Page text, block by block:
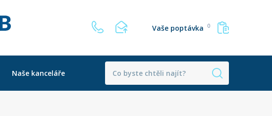
Vaše poptávka 0
Naše kanceláře